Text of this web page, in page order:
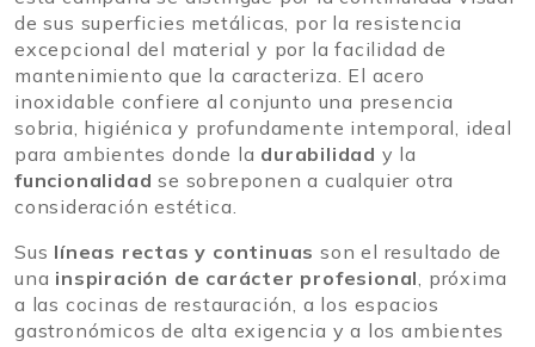
de sus superficies metálicas, por la resistencia
excepcional del material y por la facilidad de
mantenimiento que la caracteriza. El acero
inoxidable confiere al conjunto una presencia
sobria, higiénica y profundamente intemporal, ideal
para ambientes donde la durabilidad y la
funcionalidad se sobreponen a cualquier otra
consideración estética.
Sus líneas rectas y continuas son el resultado de
una inspiración de carácter profesional , próxima
a las cocinas de restauración, a los espacios
gastronómicos de alta exigencia y a los ambientes